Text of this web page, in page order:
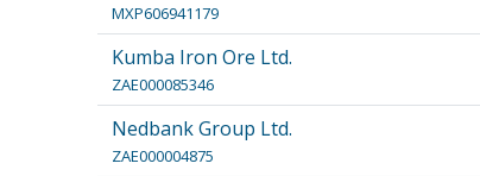
MXP606941179
Kumba Iron Ore Ltd.
ZAE000085346
Nedbank Group Ltd.
ZAE000004875